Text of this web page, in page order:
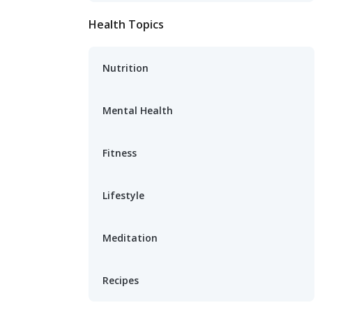
Health Topics
Nutrition
Mental Health
Fitness
Lifestyle
Meditation
Recipes